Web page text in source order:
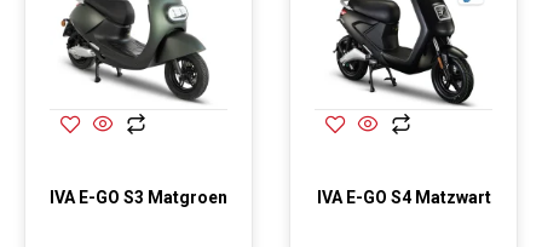
IVA E-GO S3 Matgroen IVA E-GO S4 Matzwart